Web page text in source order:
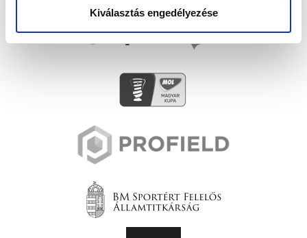
Kiválasztás engedélyezése